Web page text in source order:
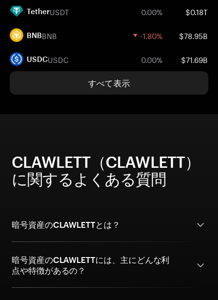
TetherUSDT 0.00% $0.18T
BNBBNB -1.80% $78.95B
USDCUSDC 0.00% $71.69B
すべて表示
CLAWLETT（CLAWLETT）
に関するよくある質問
暗号資産のCLAWLETTとは？
暗号資産のCLAWLETTには、主にどんな利
点や特徴があるの？